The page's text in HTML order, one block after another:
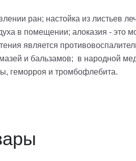
ран; настойка из листьев
в помещении; алоказия - это
является
и бальзамов; в народной
геморроя и тромбофлебита.